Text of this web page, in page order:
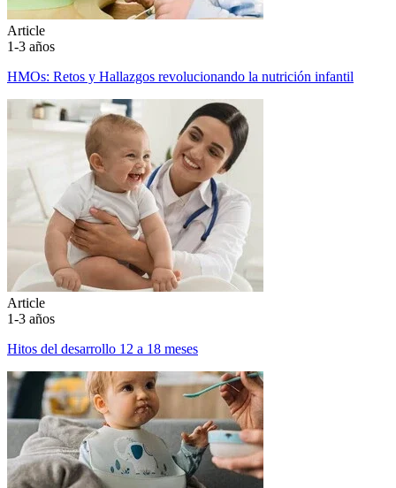
Article
1-3 años
HMOs: Retos y Hallazgos revolucionando la nutrición infantil
Article
1-3 años
Hitos del desarrollo 12 a 18 meses